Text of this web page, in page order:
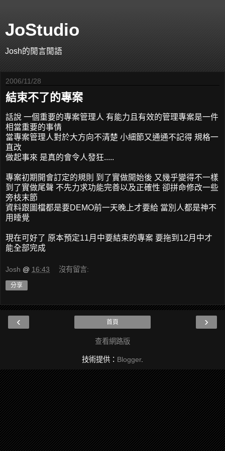
JoStudio
Josh的閒言閒語
2006/11/28
結束不了的專案
話說 一個重要的專案管理人 有能力且有效的管理專案是一件
相當重要的事情
當專案管理人對於大方向不清楚 小細節又通通不記得 規格一
直改
做起事來 是真的會令人發狂.....
專案初期開會訂定的規則 到了實做開始後 又幾乎變得不一樣
到了實做尾聲 不先力求功能完善以及正確性 卻拼命修改一些
旁枝末節
資料跟圖檔都是要DEMO前一天晚上才要給 當別人都是神不
用睡覺
現在可好了 原本預定11月中要結束的專案 要拖到12月中才
能全部完成
Josh @ 16:43 沒有留言:
分享
‹ ›
首頁
查看網路版
技術提供： Blogger.